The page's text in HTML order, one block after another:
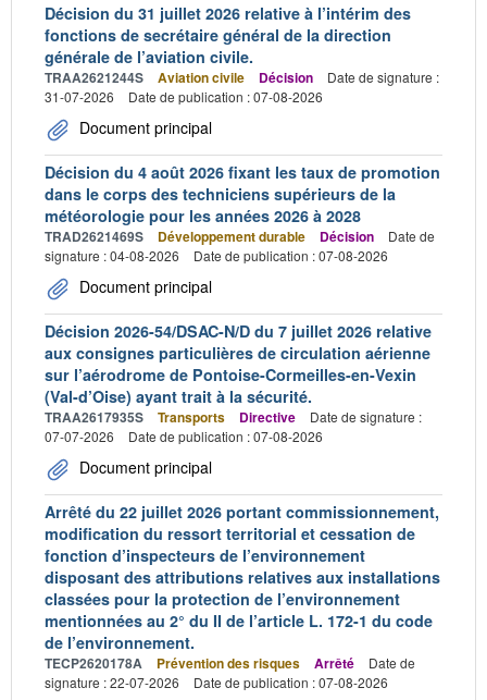
Décision du 31 juillet 2026 relative à l’intérim des
fonctions de secrétaire général de la direction
générale de l’aviation civile.
TRAA2621244S Aviation civile Décision
Date de signature :
31-07-2026
Date de publication : 07-08-2026
Document principal
Décision du 4 août 2026 fixant les taux de promotion
dans le corps des techniciens supérieurs de la
météorologie pour les années 2026 à 2028
TRAD2621469S Développement durable Décision
Date de
signature : 04-08-2026
Date de publication : 07-08-2026
Document principal
Décision 2026-54/DSAC-N/D du 7 juillet 2026 relative
aux consignes particulières de circulation aérienne
sur l’aérodrome de Pontoise-Cormeilles-en-Vexin
(Val-d’Oise) ayant trait à la sécurité.
TRAA2617935S Transports Directive
Date de signature :
07-07-2026
Date de publication : 07-08-2026
Document principal
Arrêté du 22 juillet 2026 portant commissionnement,
modification du ressort territorial et cessation de
fonction d’inspecteurs de l’environnement
disposant des attributions relatives aux installations
classées pour la protection de l’environnement
mentionnées au 2° du II de l’article L. 172-1 du code
de l’environnement.
TECP2620178A Prévention des risques Arrêté
Date de
signature : 22-07-2026
Date de publication : 07-08-2026